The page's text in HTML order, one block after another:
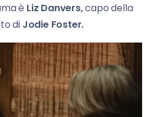
è Liz Danvers,capo della
di Jodie Foster.